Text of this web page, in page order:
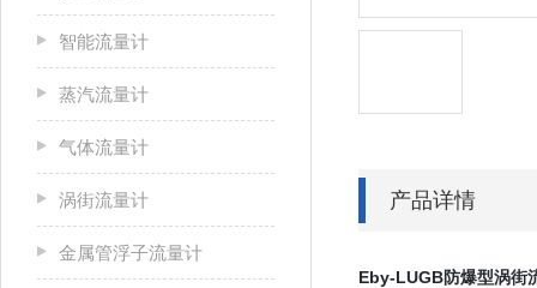
智能流量计
蒸汽流量计
气体流量计
涡街流量计
金属管浮子流量计
产品详情
Eby-LUGB防爆型涡街